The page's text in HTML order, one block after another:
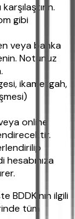
gibi
veya banka
Notunuz
ikametgah,
online
hesabınıza
BDDK'nın ilgili
tüm